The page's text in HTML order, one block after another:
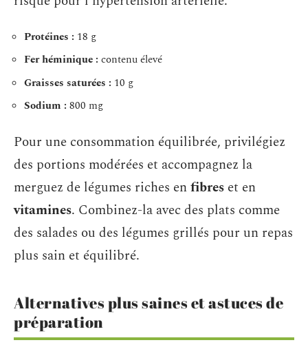
Protéines : 18 g
Fer héminique : contenu élevé
Graisses saturées : 10 g
Sodium : 800 mg
Pour une consommation équilibrée, privilégiez
des portions modérées et accompagnez la
merguez de légumes riches enfibres et en
vitamines. Combinez-la avec des plats comme
des salades ou des légumes grillés pour un repas
plus sain et équilibré.
Alternatives plus saines et astuces de
préparation